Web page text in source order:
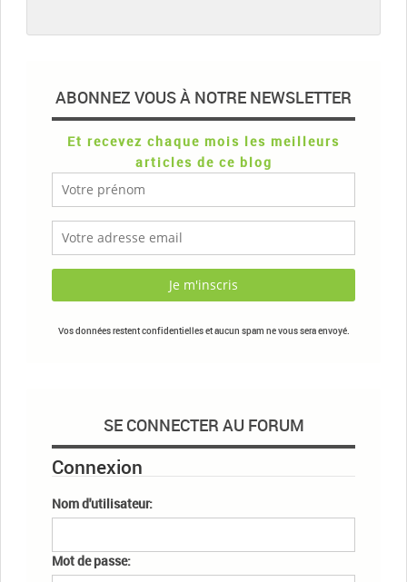
ABONNEZ VOUS À NOTRE NEWSLETTER
Et recevez chaque mois les meilleurs
articles de ce blog
Vos données restent confidentielles et aucun spam ne vous sera envoyé.
SE CONNECTER AU FORUM
Connexion
Nom d'utilisateur:
Mot de passe: